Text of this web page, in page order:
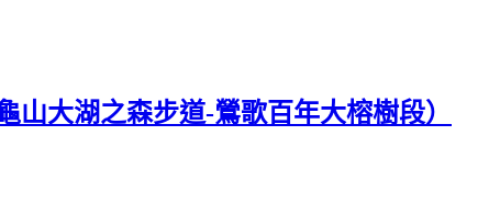
大湖之森步道-鶯歌百年大榕樹段）